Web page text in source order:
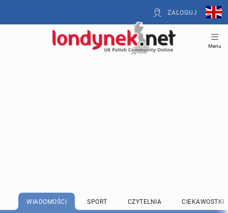
ZALOGUJ
Menu
WIADOMOŚCI SPORT CZYTELNIA CIEKAWOSTKI